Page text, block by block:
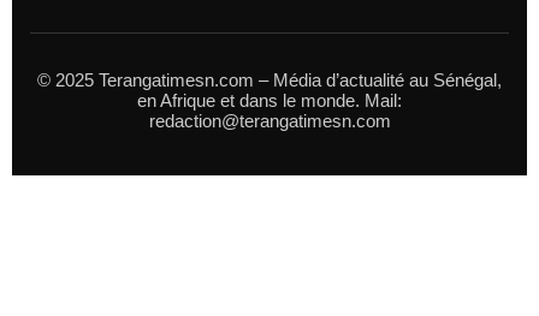
© 2025 Terangatimesn.com – Média d’actualité au Sénégal,
en Afrique et dans le monde. Mail:
redaction@terangatimesn.com